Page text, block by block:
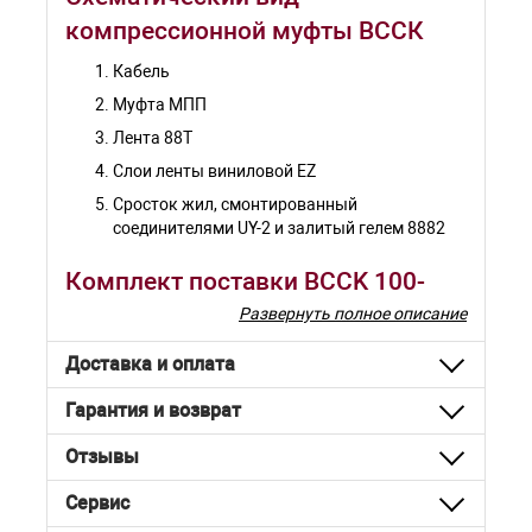
компрессионной муфты ВССК
Кабель
Муфта МПП
Лента 88Т
Слои ленты виниловой EZ
Сросток жил, смонтированный
соединителями UY-2 и залитый гелем 8882
Комплект поставки BCCK 100-
Корпус муфты МПП
Соединители экрана 4460-D
Экранирующий провод
Соединители UY-2
Гель 8882
Развернуть полное описание
Доставка и оплата
Гарантия и возврат
Отзывы
Сервис